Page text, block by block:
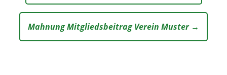
Mahnung Mitgliedsbeitrag Verein Muster →